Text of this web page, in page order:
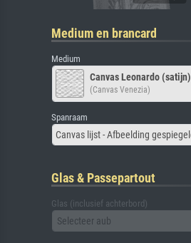
Medium en brancard
Medium
Canvas Leonardo (satijn)
(Canvas Venezia)
Spanraam
Glas & Passepartout
Glas (inclusief achterbord)
Selecteer aub